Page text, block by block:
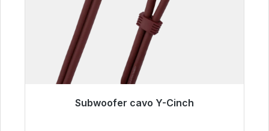
Subwoofer cavo Y-Cinch
Pronto per la spedizione immediata, tempo di